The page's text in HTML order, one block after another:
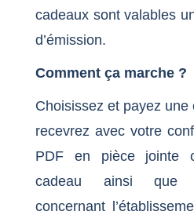
cadeaux sont valables
d’émission.
Comment ça marche ?
Choisissez et payez une
recevrez avec votre
PDF en pièce jointe
cadeau ainsi que
concernant